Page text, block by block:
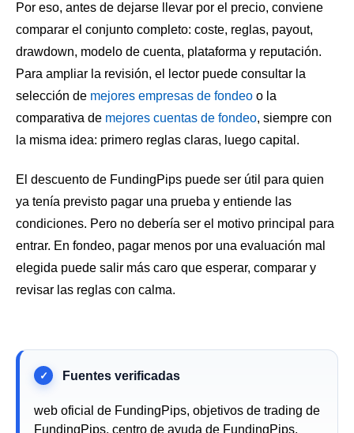
Por eso, antes de dejarse llevar por el precio, conviene
comparar el conjunto completo: coste, reglas, payout,
drawdown, modelo de cuenta, plataforma y reputación.
Para ampliar la revisión, el lector puede consultar la
selección de mejores empresas de fondeo o la
comparativa de mejores cuentas de fondeo, siempre con
la misma idea: primero reglas claras, luego capital.
El descuento de FundingPips puede ser útil para quien
ya tenía previsto pagar una prueba y entiende las
condiciones. Pero no debería ser el motivo principal para
entrar. En fondeo, pagar menos por una evaluación mal
elegida puede salir más caro que esperar, comparar y
revisar las reglas con calma.
web oficial de FundingPips, objetivos de trading de
FundingPips, centro de ayuda de FundingPips,